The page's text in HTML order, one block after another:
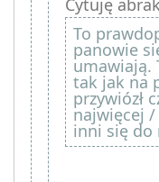
Cytuję
To
panowie
umawiają.
tak jak na
przywiózł
najwięcej /
inni się do